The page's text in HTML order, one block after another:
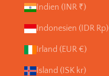
Indien (INR ₹)
Indonesien (IDR Rp)
Irland (EUR €)
Island (ISK kr)